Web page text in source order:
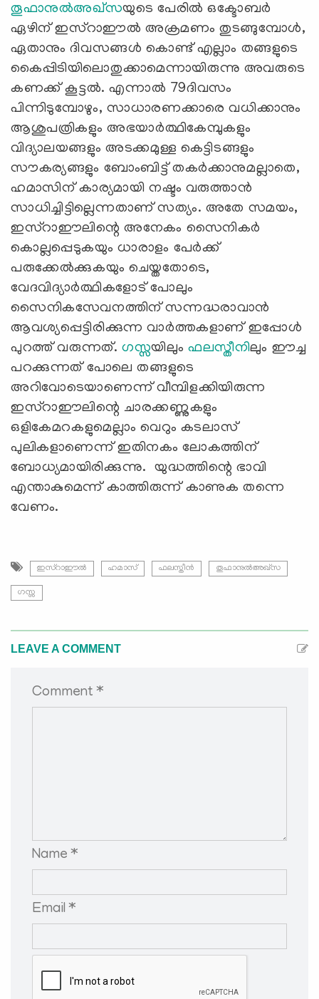
തൂഫാനുല്‍അഖ്സയുടെ പേരില്‍ ഒക്ടോബര്‍
ഏഴിന് ഇസ്റാഈല്‍ അക്രമണം തുടങ്ങുമ്പോള്‍,
ഏതാനും ദിവസങ്ങള്‍ കൊണ്ട് എല്ലാം തങ്ങളുടെ
കൈപ്പിടിയിലൊതുക്കാമെന്നായിരുന്നു അവരുടെ
കണക്ക് കൂട്ടല്‍. എന്നാല്‍ 79ദിവസം
പിന്നിടുമ്പോഴും, സാധാരണക്കാരെ വധിക്കാനും
ആശുപത്രികളും അഭയാര്‍ത്ഥികേമ്പുകളും
വിദ്യാലയങ്ങളും അടക്കമുള്ള കെട്ടിടങ്ങളും
സൗകര്യങ്ങളും ബോംബിട്ട് തകര്‍ക്കാനുമല്ലാതെ,
ഹമാസിന് കാര്യമായി നഷ്ടം വരുത്താന്‍
സാധിച്ചിട്ടില്ലെന്നതാണ് സത്യം. അതേ സമയം,
ഇസ്റാഈലിന്റെ അനേകം സൈനികര്‍
കൊല്ലപ്പെടുകയും ധാരാളം പേര്‍ക്ക്
പരുക്കേല്‍ക്കുകയും ചെയ്തതോടെ,
വേദവിദ്യാര്‍ത്ഥികളോട് പോലും
സൈനികസേവനത്തിന് സന്നദ്ധരാവാന്‍
ആവശ്യപ്പെട്ടിരിക്കുന്ന വാര്‍ത്തകളാണ് ഇപ്പോള്‍
പുറത്ത് വരുന്നത്. ഗസ്സയിലുംഫലസ്തീനിലും ഈച്ച
പറക്കുന്നത് പോലെ തങ്ങളുടെ
അറിവോടെയാണെന്ന് വീമ്പിളക്കിയിരുന്ന
ഇസ്റാഈലിന്റെ ചാരക്കണ്ണുകളും
ഒളികേമറകളുമെല്ലാം വെറും കടലാസ്
പുലികളാണെന്ന് ഇതിനകം ലോകത്തിന്
ബോധ്യമായിരിക്കുന്നു. യുദ്ധത്തിന്റെ ഭാവി
എന്താകുമെന്ന് കാത്തിരുന്ന് കാണുക തന്നെ
വേണം.
ഇസ്റാഈല്‍ ഹമാസ് ഫലസ്തീൻ തൂഫാനുല്‍അഖ്സ
ഗസ്സ
LEAVE A COMMENT
Comment *
Name *
Email *